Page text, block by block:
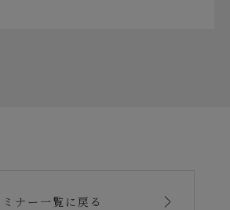
ナー一覧に戻る